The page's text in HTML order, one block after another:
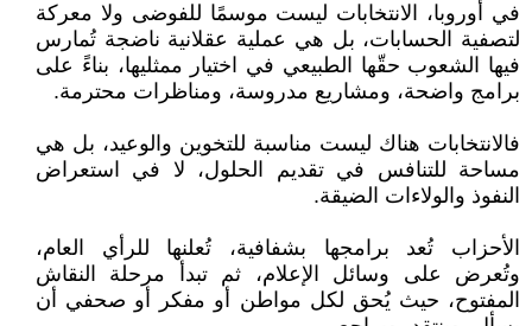
في أوروبا، الانتخابات ليست موسمًا للفوضى ولا معركة
لتصفية الحسابات، بل هي عملية عقلانية ناضجة تُمارس
فيها الشعوب حقّها الطبيعي في اختيار ممثليها، بناءً على
برامج واضحة، ومشاريع مدروسة، ومناظرات محترمة.
فالانتخابات هناك ليست مناسبة للتخوين والوعيد، بل هي
مساحة للتنافس في تقديم الحلول، لا في استعراض
النفوذ والولاءات الضيقة.
الأحزاب تُعد برامجها بشفافية، تُعلنها للرأي العام،
وتُعرض على وسائل الإعلام، ثم تبدأ مرحلة النقاش
المفتوح، حيث يُحق لكل مواطن أو مفكر أو صحفي أن